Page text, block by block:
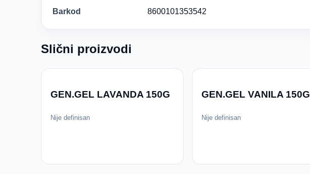
Barkod
8600101353542
Slični proizvodi
GEN.GEL LAVANDA 150G
Nije definisan
GEN.GEL VANILA 150G
Nije definisan